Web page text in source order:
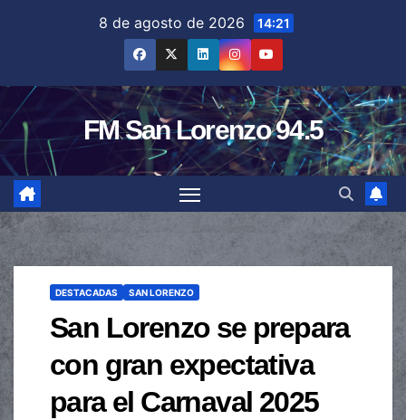
8 de agosto de 2026 14:21
FM San Lorenzo 94.5
DESTACADAS SAN LORENZO
San Lorenzo se prepara
con gran expectativa
para el Carnaval 2025